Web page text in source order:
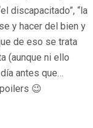
discapacitado”, “la
y hacer del bien y
de eso se trata
(aunque ni ello
antes que…
😉